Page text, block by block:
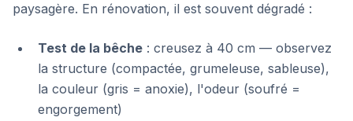
paysagère. En rénovation, il est souvent dégradé :
Test de la bêche : creusez à 40 cm — observez
la structure (compactée, grumeleuse, sableuse),
la couleur (gris = anoxie), l'odeur (soufré =
engorgement)